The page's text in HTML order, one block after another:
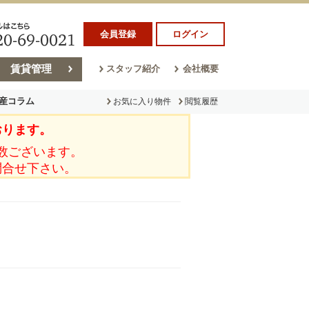
会員登録 ログイン
賃貸管理 スタッフ紹介 会社概要
コラム
ム
お気に入り物件 閲覧履歴
ます。
ざいます。
せ下さい。